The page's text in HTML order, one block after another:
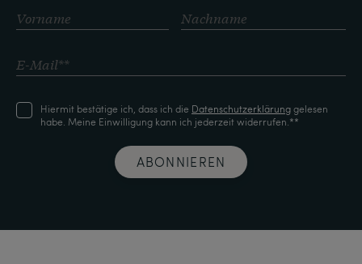
Hiermit bestätige ich, dass ich die Daten­schutz­erklärunggelesen
habe. Meine Einwilligung kann ich jederzeit widerrufen.**
ABONNIEREN